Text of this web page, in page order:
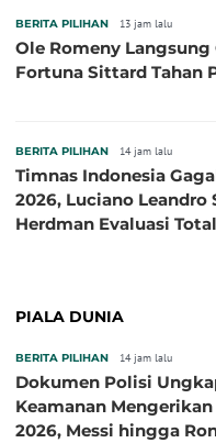
BERITA PILIHAN 13 jam lalu
Ole Romeny
Fortuna Sittard Tahan
BERITA PILIHAN 14 jam lalu
Timnas Indonesia
2026, Luciano Leandro
Herdman Evaluasi Total
PIALA DUNIA
BERITA PILIHAN 14 jam lalu
Dokumen Polisi
Keamanan
2026, Messi hingga